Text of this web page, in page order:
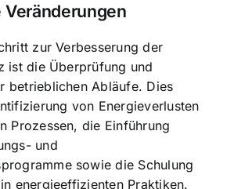
zur Verbesserung der
ist die Überprüfung und
betrieblichen Abläufe. Dies
von Energieverlusten
Prozessen, die Einführung
und
sowie die Schulung
energieeffizienten Praktiken.